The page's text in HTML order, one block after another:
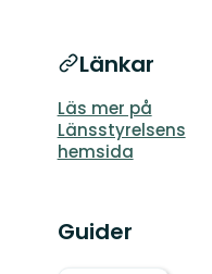
Länkar
Läs mer på
Länsstyrelsens
hemsida
Guider